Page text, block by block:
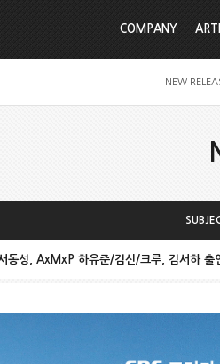
COMPANY
NEW
동성, AxMxP 하유준/김신/크루, 김서하 출